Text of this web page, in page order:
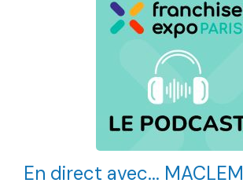
En direct avec... MACLEM